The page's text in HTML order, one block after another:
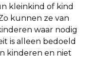
kleinkind of kind
kunnen ze van
waar nodig
is alleen bedoeld
kinderen en niet